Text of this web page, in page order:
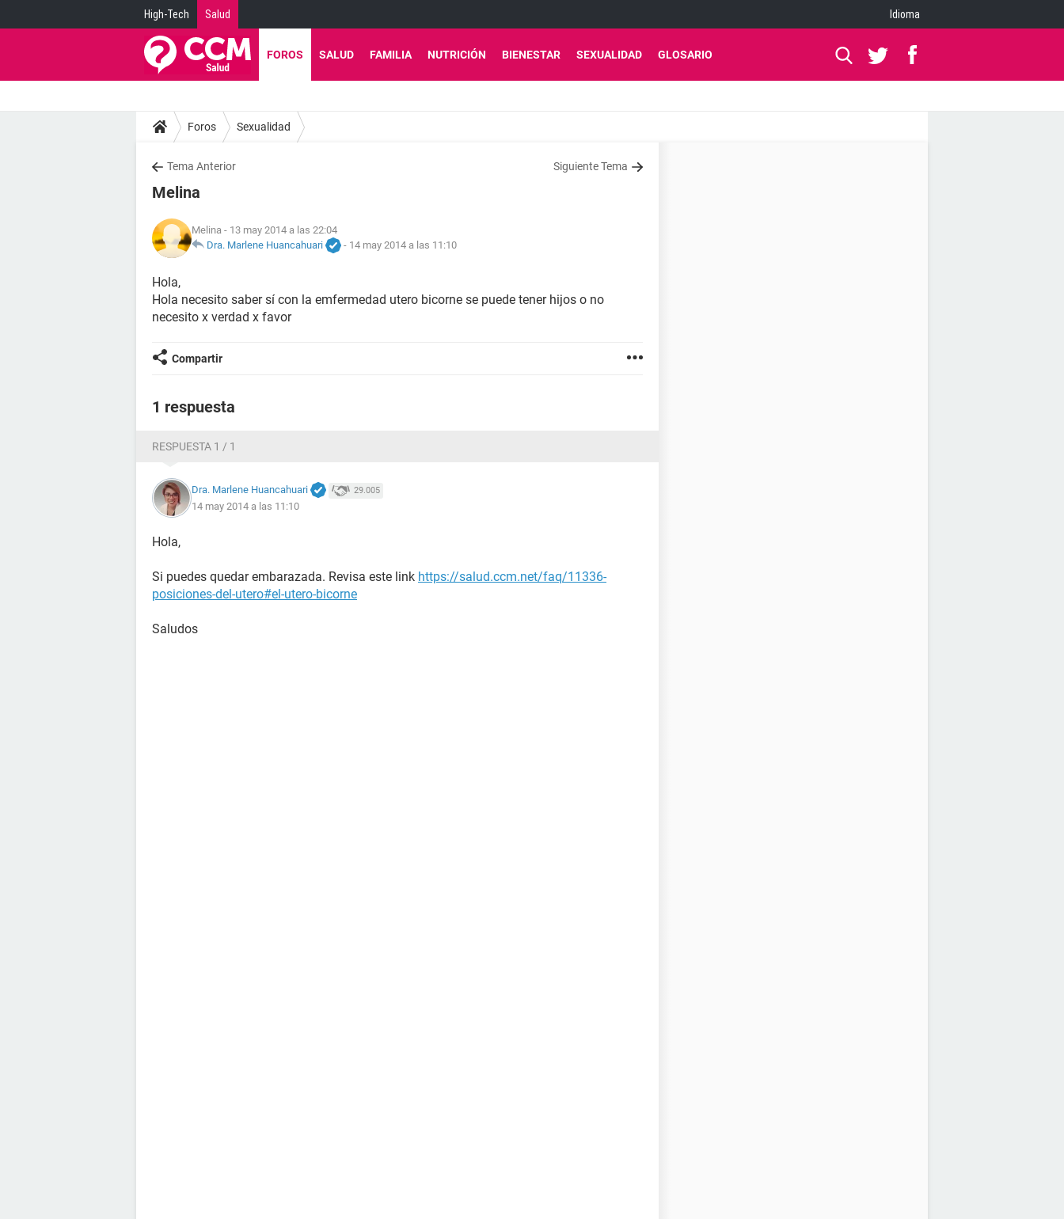
High-Tech Salud Idioma
FOROS SALUD FAMILIA NUTRICIÓN BIENESTAR SEXUALIDAD GLOSARIO
Foros Sexualidad
Tema Anterior Siguiente Tema
Melina
Melina - 13 may 2014 a las 22:04
Dra. Marlene Huancahuari
- 14 may 2014 a las 11:10
Hola,
Hola necesito saber sí con la emfermedad utero bicorne se puede tener hijos o no
necesito x verdad x favor
Compartir
1 respuesta
RESPUESTA 1 / 1
Dra. Marlene Huancahuari 29.005
14 may 2014 a las 11:10
Hola,
Si puedes quedar embarazada. Revisa este link https://salud.ccm.net/faq/11336-
posiciones-del-utero#el-utero-bicorne
Saludos